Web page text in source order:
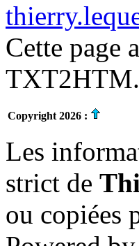
Cette page
Copyright 2026 :
Les
strict de
ou copiées